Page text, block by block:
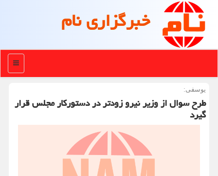
خبرگزاری نام
منو
یوسفی:
طرح سوال از وزیر نیرو زودتر در دستورکار مجلس قرار
گیرد